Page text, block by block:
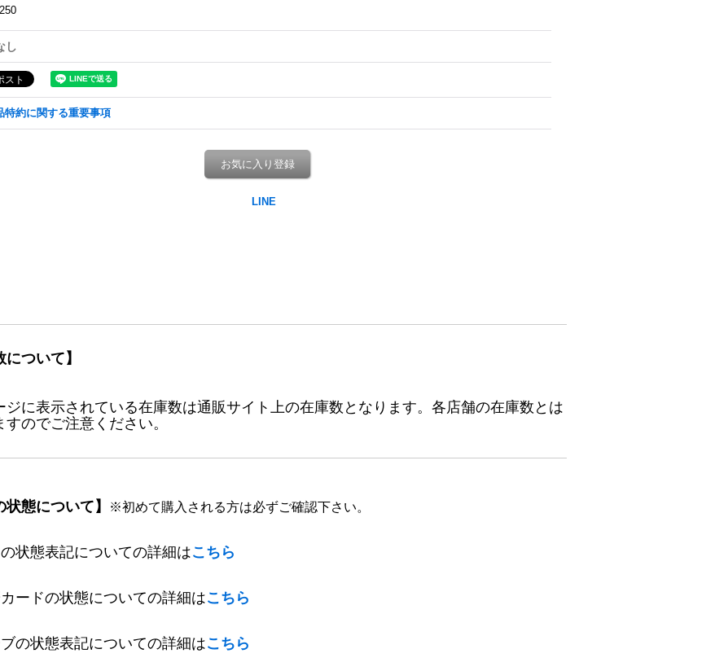
250
し
特約に関する重要事項
お気に入り登録
について】
ジに表示されている在庫数は通販サイト上の在庫数となります。各店舗の在庫数とは
すのでご注意ください。
状態について】 ※初めて購入される方は必ずご確認下さい。
状態表記についての詳細はこちら
ードの状態についての詳細はこちら
の状態表記についての詳細はこちら